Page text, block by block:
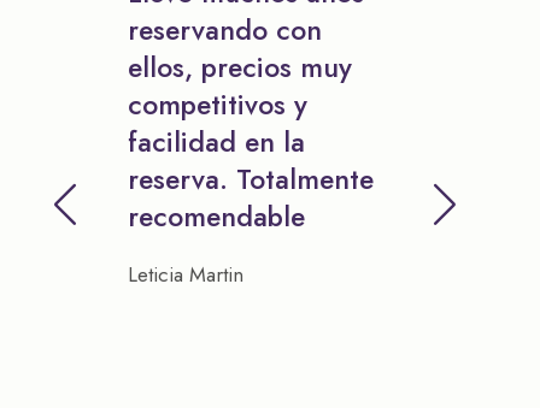
reservando con
ellos, precios muy
competitivos y
facilidad en la
reserva. Totalmente
recomendable
Leticia Martin